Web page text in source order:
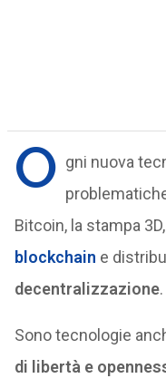
O gni nuova
Bitcoin, la stampa
blockchain e
decentralizzazione.
Sono tecnologie
di libertà e